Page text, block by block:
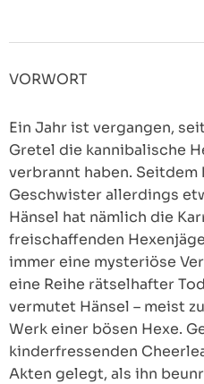
VORWORT
Ein Jahr ist vergangen,
Gretel die kannibalische
verbrannt haben. Seitdem
Geschwister allerdings
Hänsel hat nämlich die
freischaffenden
immer eine mysteriöse
eine Reihe rätselhafter
vermutet Hänsel – meist
Werk einer bösen Hexe.
kinderfressenden
Akten gelegt, als ihn